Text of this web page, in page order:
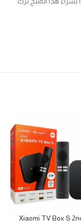
Xiaomi TV Box S